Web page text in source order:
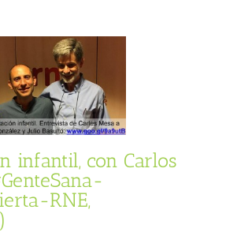
infantil, con Carlos
RNE,